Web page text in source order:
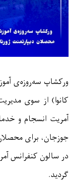
ورکشاپ سه‌روزه‌ی
کانوا) از سوی
آمریت انسجام و
جوزجان، برای
در سالون کنفرانس
گردید.